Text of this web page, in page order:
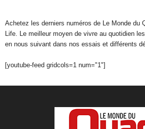
Achetez les derniers numéros de Le Monde du
Life. Le meilleur moyen de vivre au quotidien
en nous suivant dans nos essais et différents
[youtube-feed gridcols=1 num="1"]